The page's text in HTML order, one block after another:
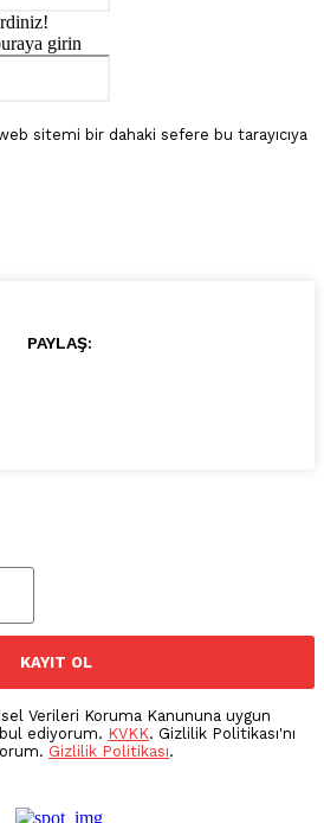
girin
sitemi bir dahaki sefere bu tarayıcıya
PAYLAŞ:
KAYIT OL
Verileri Koruma Kanununa uygun
ediyorum. KVKK. Gizlilik Politikası'nı
Gizlilik Politikası.